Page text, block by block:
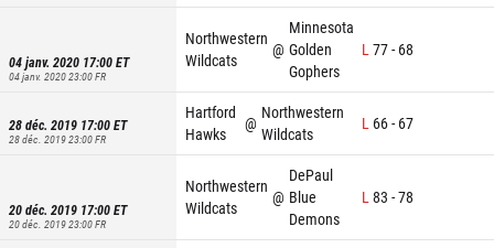
04 janv. 2020 17:00ET
04 janv. 2020 23:00FR
Northwestern
Wildcats
@
Minnesota
Golden
Gophers
L77- 68
28 déc. 2019 17:00ET
28 déc. 2019 23:00FR
Hartford
Hawks
@
Northwestern
Wildcats
L 66- 67
20 déc. 2019 17:00ET
20 déc. 2019 23:00FR
Northwestern
Wildcats
@
DePaul
Blue
Demons
L83 -78